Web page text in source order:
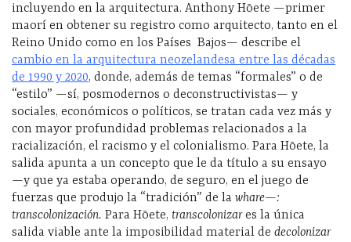
incluyendo en la arquitectura. Anthony Hōete —primer
maorí en obtener su registro como arquitecto, tanto en el
Reino Unido como en los Países Bajos— describe el
cambio en la arquitectura neozelandesa entre las décadas
de 1990 y 2020, donde, además de temas “formales” o de
“estilo” —sí, posmodernos o deconstructivistas— y
sociales, económicos o políticos, se tratan cada vez más y
con mayor profundidad problemas relacionados a la
racialización, el racismo y el colonialismo. Para Hōete, la
salida apunta a un concepto que le da título a su ensayo
—y que ya estaba operando, de seguro, en el juego de
fuerzas que produjo la “tradición” de la whare—:
transcolonización. Para Hōete, transcolonizares la única
salida viable ante la imposibilidad material de decolonizar